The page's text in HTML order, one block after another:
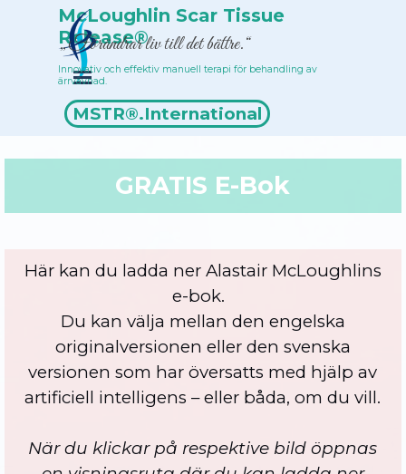
Till innehållMcLoughlin Scar Tissue
Release®
MSTR®.International
„Förändrar liv till det bättre.“
Terapeutförteckning
Innovativ och effektiv manuell terapi för behandling av
ärrvävnad.
Hoppa över menyn
GRATIS E-Bok
Här kan du ladda ner Alastair McLoughlins
e-bok.
Du kan välja mellan den engelska
originalversionen eller den svenska
versionen som har översatts med hjälp av
artificiell intelligens – eller båda, om du vill.
När du klickar på respektive bild öppnas